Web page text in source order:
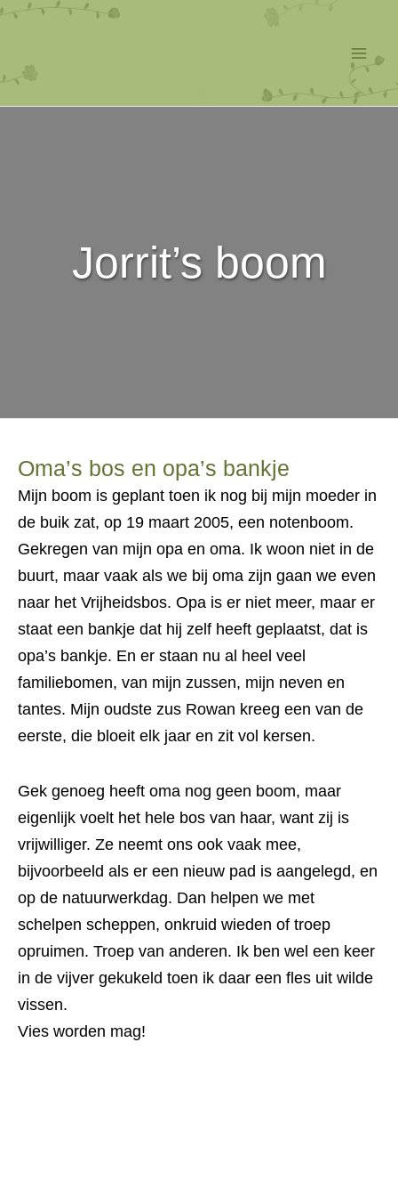
Ga
Jorrit’s boom
Oma’s bos en opa’s bankje
Mijn boom is geplant toen ik nog bij mijn moeder in
de buik zat, op 19 maart 2005, een notenboom.
Gekregen van mijn opa en oma. Ik woon niet in de
buurt, maar vaak als we bij oma zijn gaan we even
naar het Vrijheidsbos. Opa is er niet meer, maar er
staat een bankje dat hij zelf heeft geplaatst, dat is
opa’s bankje. En er staan nu al heel veel
familiebomen, van mijn zussen, mijn neven en
tantes. Mijn oudste zus Rowan kreeg een van de
eerste, die bloeit elk jaar en zit vol kersen.
Gek genoeg heeft oma nog geen boom, maar
eigenlijk voelt het hele bos van haar, want zij is
vrijwilliger. Ze neemt ons ook vaak mee,
bijvoorbeeld als er een nieuw pad is aangelegd, en
op de natuurwerkdag. Dan helpen we met
schelpen scheppen, onkruid wieden of troep
opruimen. Troep van anderen. Ik ben wel een keer
in de vijver gekukeld toen ik daar een fles uit wilde
vissen.
Vies worden mag!